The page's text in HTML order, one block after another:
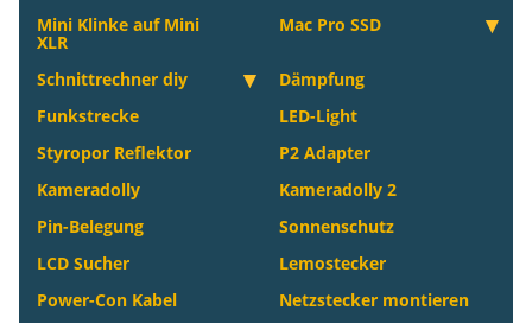
Mini Klinke auf Mini
XLR
Mac Pro SSD
Schnittrechner diy
Dämpfung
Funkstrecke
LED-Light
Styropor Reflektor
P2 Adapter
Kameradolly
Kameradolly 2
Pin-Belegung
Sonnenschutz
LCD Sucher
Lemostecker
Power-Con Kabel
Netzstecker montieren